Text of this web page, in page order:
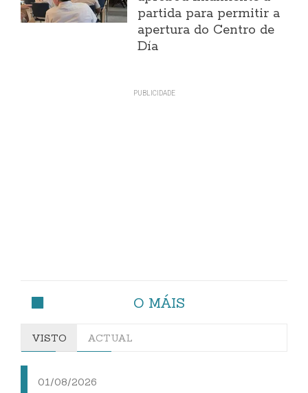
partida para permitir a
apertura do Centro de
Día
O MÁIS
VISTO ACTUAL
01/08/2026